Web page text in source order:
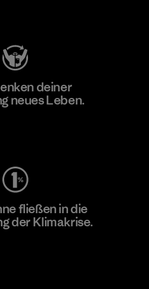
deiner
neues Leben.
fließen in die
der Klimakrise.